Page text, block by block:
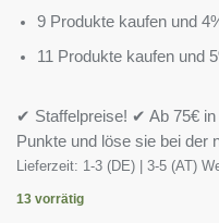
9 Produkte kaufen und
11 Produkte kaufen und
✔ Staffelpreise! ✔ Ab 75€
Punkte und löse sie bei der
Lieferzeit: 1-3 (DE) | 3-5 (AT)
13 vorrätig